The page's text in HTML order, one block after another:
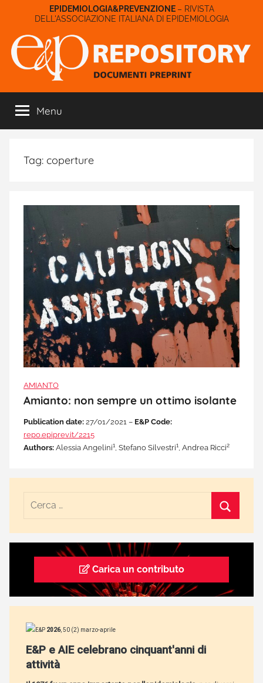
contenuto
– RIVISTA
DELL'ASSOCIAZIONE ITALIANA DI EPIDEMIOLOGIA
E&P
Repository
Menu
Tag: coperture
AMIANTO
Amianto: non sempre un ottimo isolante
Publication date: 27/01/2021 – E&P Code:
repo.epiprev.it/2215
Authors: Alessia Angelini1 , Stefano Silvestri1 , Andrea Ricci2
Carica un contributo